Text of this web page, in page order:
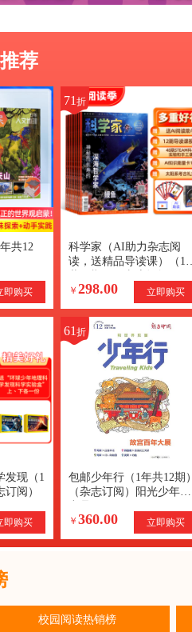
荐
共12
即购买
71 折
科学家（AI助力杂志阅
读，送精品导读课）（1年
+AI知识能量卡
￥ 298.00 立即购买
发现（1
阅）
即购买
61 折
包邮少年行（1年共12期）
（杂志订阅）阳光少年报
￥ 360.00 立即购买
校园阅读热销榜